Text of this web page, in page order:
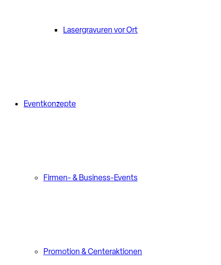
Lasergravuren vor Ort
Eventkonzepte
Firmen- & Business-Events
Promotion & Centeraktionen